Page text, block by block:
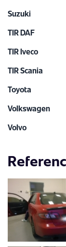
Suzuki
TIR DAF
TIR Iveco
TIR Scania
Toyota
Volkswagen
Volvo